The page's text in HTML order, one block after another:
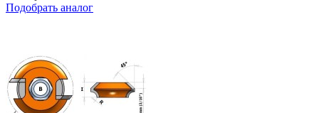
Подобрать аналог